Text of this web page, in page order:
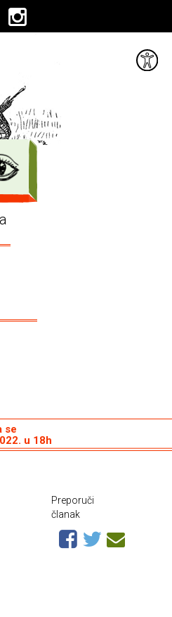
se
u 18h
Preporuči
članak